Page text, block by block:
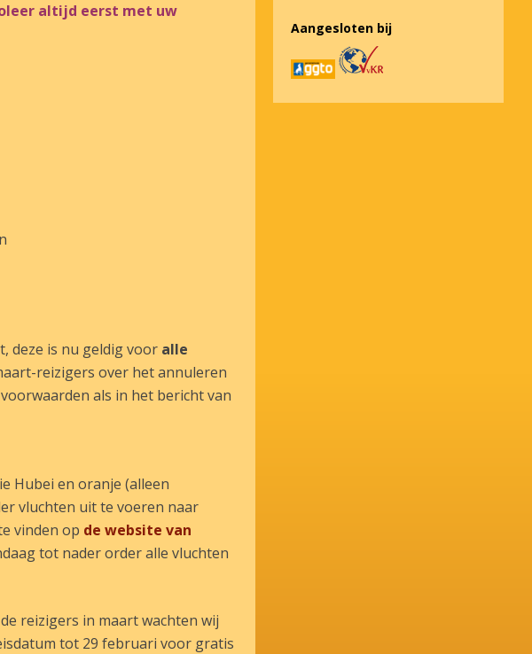
altijd eerst met uw
deze is nu geldig voor alle
reizigers over het annuleren
als in het bericht van
Hubei en oranje (alleen
vluchten uit te voeren naar
vinden op de website van
tot nader order alle vluchten
reizigers in maart wachten wij
tot 29 februari voor gratis
Aangesloten bij